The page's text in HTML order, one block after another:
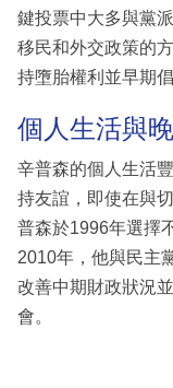
鍵投票中大多與黨
移民和外交政策的
持墮胎權利並早期
個人生活與
辛普森的個人生活
持友誼，即使在與
普森於1996年選擇
2010年，他與民主
改善中期財政狀況
會。